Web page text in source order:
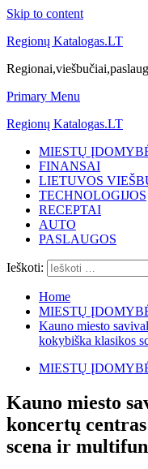
Skip to content
Regionų Katalogas.LT
Primary Menu
Regionų Katalogas.LT
MIESTŲ
FINANSAI
LIETUVOS
TECHNOLOGIJOS
RECEPTAI
AUTO
PASLAUGOS
Ieškoti:
Home
MIESTŲ
Kauno miesto
kokybiška klasikos
MIESTŲ
Kauno miesto
koncertų
scena ir